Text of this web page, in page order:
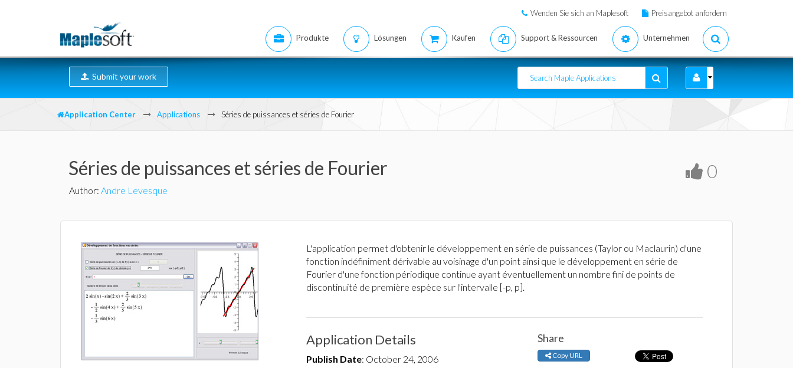
Wenden Sie sich an Maplesoft Preisangebot anfordern
Produkte Lösungen Kaufen Support & Ressourcen Unternehmen
Submit your work
Application Center Applications Séries de puissances et séries de Fourier
Séries de puissances et séries de Fourier
Author: Andre Levesque
0
L'application permet d'obtenir le développement en série de puissances (Taylor ou Maclaurin) d'une
fonction indéfiniment dérivable au voisinage d'un point ainsi que le développement en série de
Fourier d'une fonction périodique continue ayant éventuellement un nombre fini de points de
discontinuité de première espèce sur l'intervalle [-p, p].
Application Details
Publish Date: October 24, 2006
Share
Copy URL